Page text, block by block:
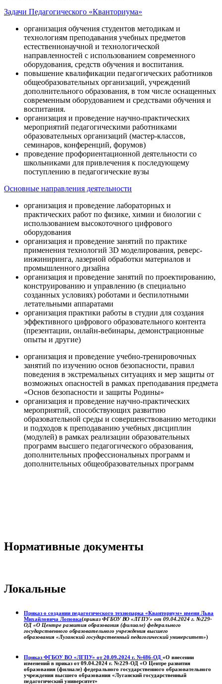
Задачи Педагогического «Кванториума»
организация обучения студентов методикам и
технологиям преподавания учебных предметов
естественнонаучной и технологической
направленностей с использованием современного
оборудования, средств обучения и воспитания.
повышение квалификации педагогических работников
общеобразовательных организаций, учреждений
дополнительного образования, в том числе оснащенных
современным оборудованием и средствами обучения и
воспитания.
организация и проведение научно-практических
мероприятий педагогическими работниками
образовательных организаций (мастер-классов,
семинаров, конференций, форумов)
проведение профориентационной деятельности со
школьниками для привлечения к последующему
поступлению в педагогические вузы
Основные направления деятельности
организация и проведение лабораторных и
практических работ по физике, химии и биологии с
использованием высокоточного цифрового
оборудования
организация и проведение занятий по практике
применения технологий 3D моделирования, реверс-
инжиниринга, лазерной обработки материалов и
промышленного дизайна
организация и проведение занятий по проектированию,
конструированию и управлению (в специально
созданных условиях) роботами и беспилотными
летательными аппаратами
организация практики работы в студии для создания
эффективного цифрового образовательного контента
(презентации, онлайн-вебинары, демонстрационные
опыты и другие)
организация и проведение учебно-тренировочных
занятий по изучению основ безопасности, правил
поведения в экстремальных ситуациях и мер защиты от
возможных опасностей в рамках преподавания предмета
«Основ безопасности и защиты Родины»
организация и проведение научно-практических
мероприятий, способствующих развитию
образовательной среды и совершенствованию методики
и подходов к преподаванию учебных дисциплин
(модулей) в рамках реализации образовательных
программ высшего педагогического образования,
дополнительных профессиональных программ и
дополнительных общеобразовательных программ
Нормативные документы
Локальные
Приказ о создании педагогического технопарка «Кванториум» имени Льва
Михайловича Лоповка(приказ ФГБОУ ВО «ЛГПУ» от 09.04.2024 г. №229-
ОД «О Центре развития образования (филиале) федерального
государственного образовательного учреждения высшего
образования «Луганский государственный педагогический университет»)
Приказ ФГБОУ ВО «ЛГПУ» от 20.09.2024 г. №486-ОД «О внесении
изменений в приказ от 09.04.2024 г. №229-ОД «О Центре развития
образования (филиале) федерального государственного образовательного
учреждения высшего образования «Луганский государственный
педагогический университет»